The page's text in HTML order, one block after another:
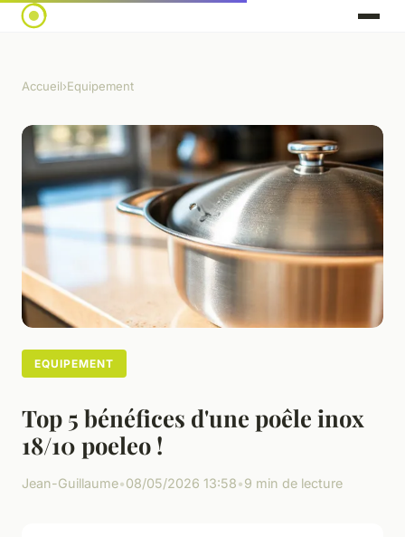
Accueil›Equipement
EQUIPEMENT
Top 5 bénéfices d'une poêle inox
18/10 poeleo !
Jean-Guillaume•08/05/2026 13:58•9 min de lecture